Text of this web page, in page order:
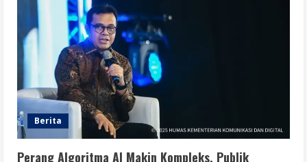
Berita
Perang Algoritma AI Makin Kompleks, Publik